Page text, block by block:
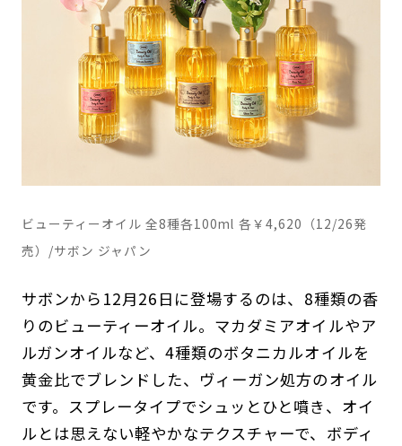
ビューティーオイル 全8種各100ml 各￥4,620（12/26発
売）/サボン ジャパン
サボンから12月26日に登場するのは、8種類の香
りのビューティーオイル。マカダミアオイルやア
ルガンオイルなど、4種類のボタニカルオイルを
黄金比でブレンドした、ヴィーガン処方のオイル
です。スプレータイプでシュッとひと噴き、オイ
ルとは思えない軽やかなテクスチャーで、ボディ